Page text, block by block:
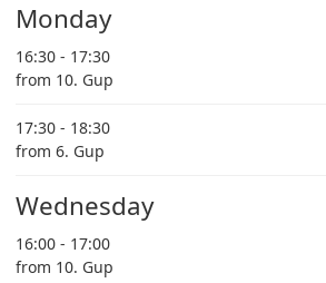
Monday
16:30 - 17:30
from 10. Gup
17:30 - 18:30
from 6. Gup
Wednesday
16:00 - 17:00
from 10. Gup